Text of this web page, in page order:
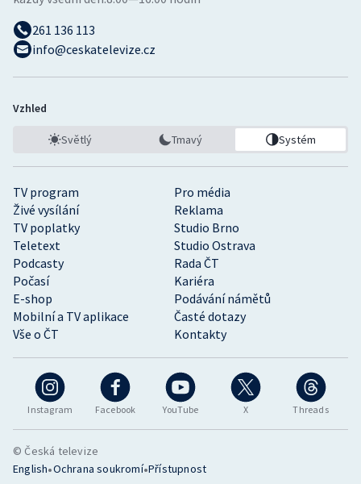
Instagram Facebook YouTube X Threads
TV program
Pro média
Živé vysílání
Reklama
TV poplatky
Studio Brno
Teletext
Studio Ostrava
Podcasty
Rada ČT
Počasí
Kariéra
E-shop
Podávání námětů
Mobilní a TV aplikace
Časté dotazy
Vše o ČT
Kontakty
261 136 113
info@ceskatelevize.cz
Vzhled
Světlý Tmavý Systém
© Česká televize
English•Ochrana soukromí•Přístupnost